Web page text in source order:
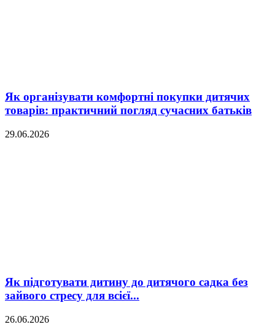
Як організувати комфортні покупки дитячих
товарів: практичний погляд сучасних батьків
29.06.2026
Як підготувати дитину до дитячого садка без
зайвого стресу для всієї...
26.06.2026